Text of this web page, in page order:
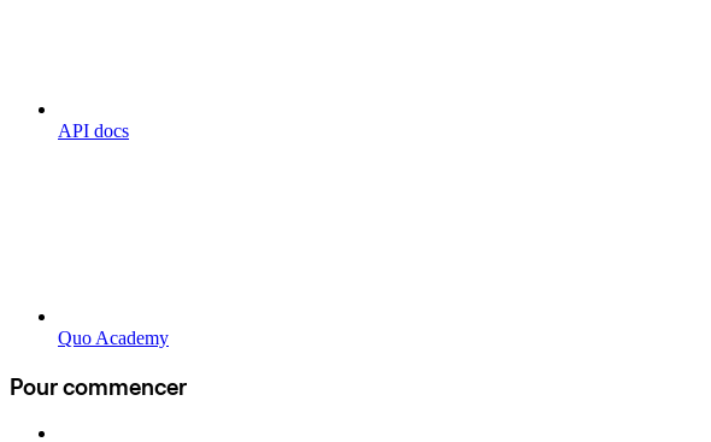
API docs
Quo Academy
Pour commencer